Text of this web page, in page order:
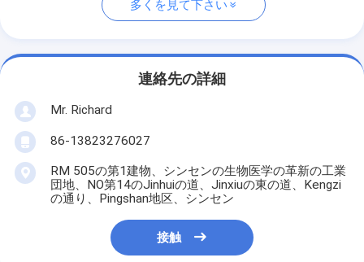
多くを見て下さい
連絡先の詳細
Mr. Richard
86-13823276027
RM 505の第1建物、シンセンの生物医学の革新の工業
団地、NO第14のJinhuiの道、Jinxiuの東の道、Kengzi
の通り、Pingshan地区、シンセン
接触